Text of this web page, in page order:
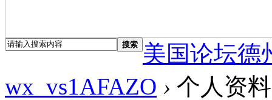
搜索
美国论坛德
wx_vs1AFAZO › 个人资料